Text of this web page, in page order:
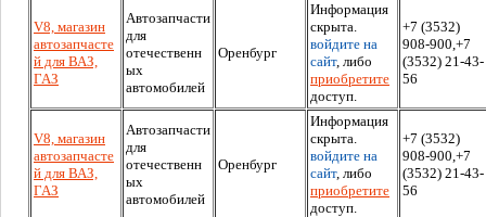
V8, магазин
автозапчасте
й для ВАЗ,
ГАЗ
Автозапчасти
для
отечественн
ых
автомобилей
Оренбург
Информация
скрыта.
войдите на
сайт, либо
приобретите
доступ.
+7 (3532)
908-900,+7
(3532) 21-43-
56
V8, магазин
автозапчасте
й для ВАЗ,
ГАЗ
Автозапчасти
для
отечественн
ых
автомобилей
Оренбург
Информация
скрыта.
войдите на
сайт, либо
приобретите
доступ.
+7 (3532)
908-900,+7
(3532) 21-43-
56